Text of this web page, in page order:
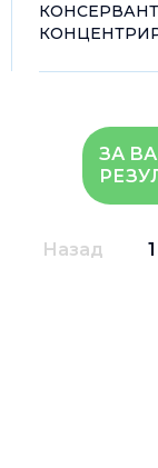
КОНСЕРВАНТ
ЗА
Назад 1